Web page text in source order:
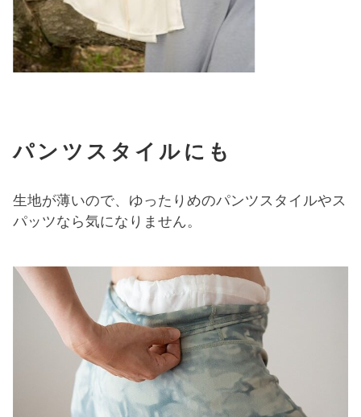
パンツスタイルにも
生地が薄いので、ゆったりめのパンツスタイルやス
パッツなら気になりません。